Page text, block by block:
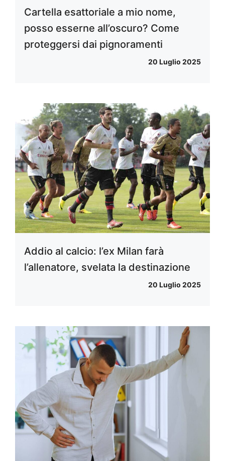
Cartella esattoriale a mio nome,
posso esserne all’oscuro? Come
proteggersi dai pignoramenti
20 Luglio 2025
Addio al calcio: l’ex Milan farà
l’allenatore, svelata la destinazione
20 Luglio 2025